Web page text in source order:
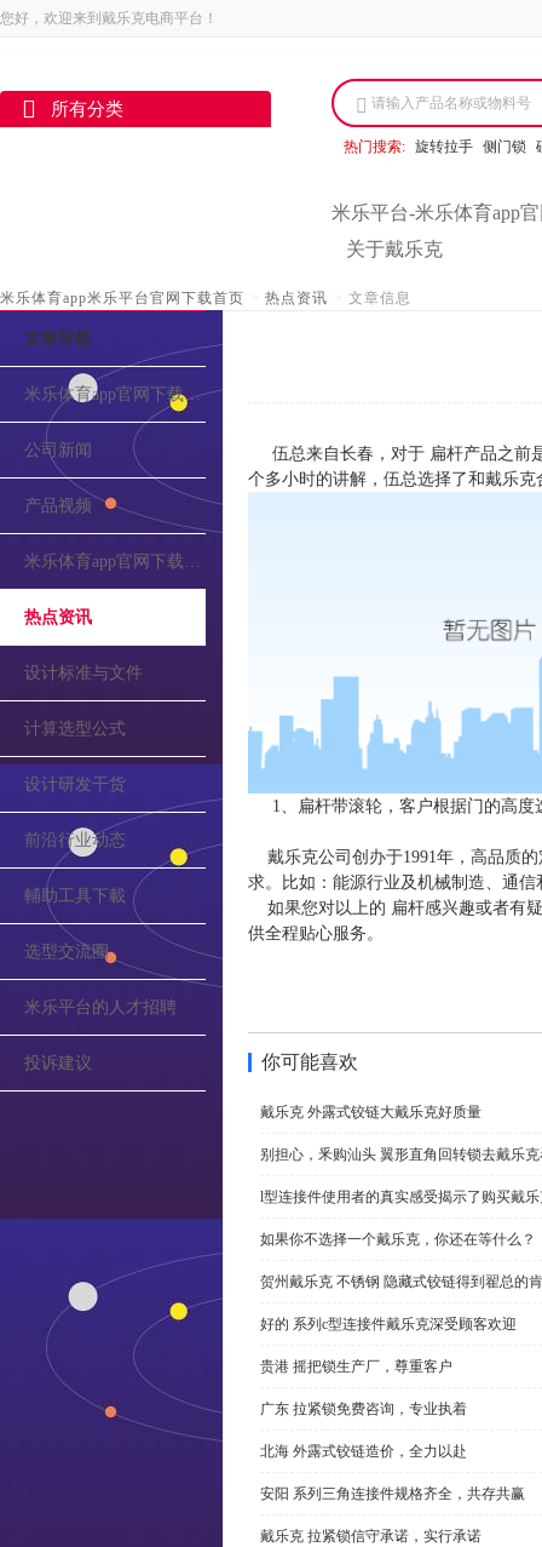
您好，欢迎来到戴乐克电商平台！
所有分类 请输入产品名称或物料号
热门搜索: 旋转拉手 侧门锁
米乐平台-米乐体育app
关于戴乐克
米乐体育app米乐平台官网下载首页 > 热点资讯 > 文章信息
文章导航
米乐体育app官网下载的介绍
公司新闻
产品视频
米乐体育app官网下载的公告
热点资讯
设计标准与文件
计算选型公式
设计研发干货
前沿行业动态
輔助工具下載
选型交流圈
米乐平台的人才招聘
投诉建议
伍总来自长春，对于 扁杆产品之前
个多小时的讲解，伍总选择了和戴乐
1、扁杆带滚轮，客户根据门的高
戴乐克公司创办于1991年，高品质
求。比如：能源行业及机械制造、通
如果您对以上的 扁杆感兴趣或者有
供全程贴心服务。
你可能喜欢
戴乐克 外露式铰链大戴乐克好质量
别担心，釆购汕头 翼形直角回转锁去戴乐
l型连接件使用者的真实感受揭示了购买戴
如果你不选择一个戴乐克，你还在等什么？
贺州戴乐克 不锈钢 隐藏式铰链得到翟总的
好的 系列c型连接件戴乐克深受顾客欢迎
贵港 摇把锁生产厂，尊重客户
广东 拉紧锁免费咨询，专业执着
北海 外露式铰链造价，全力以赴
安阳 系列三角连接件规格齐全，共存共赢
戴乐克 拉紧锁信守承诺，实行承诺